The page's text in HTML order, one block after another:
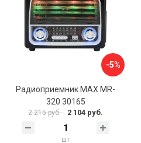
-5%
Радиоприемник MAX MR-
320 30165
2 215 руб. 2 104 руб.
шт